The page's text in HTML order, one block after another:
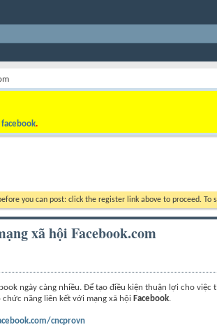
.
you can post: click the register link above to proceed.
xã hội Facebook.com
ngày càng nhiều. Để tạo điều kiện thuận lợi cho việc
năng liên kết với mạng xã hội Facebook.
cncprovn